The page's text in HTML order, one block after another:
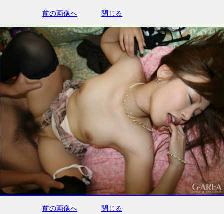
前の画像へ 閉じる
前の画像へ 閉じる